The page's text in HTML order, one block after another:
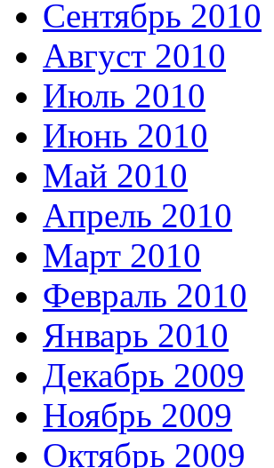
Сентябрь 2010
Август 2010
Июль 2010
Июнь 2010
Май 2010
Апрель 2010
Март 2010
Февраль 2010
Январь 2010
Декабрь 2009
Ноябрь 2009
Октябрь 2009